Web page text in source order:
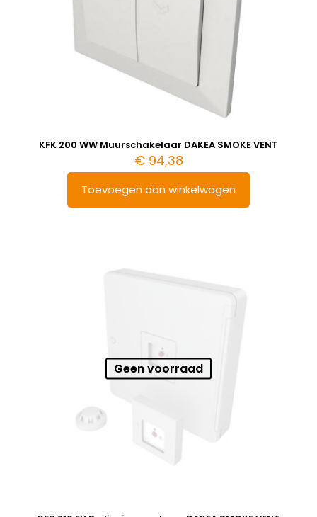
KFK 200 WW Muurschakelaar DAKEA SMOKE VENT
€94,38
Toevoegen aan winkelwagen
Geen voorraad